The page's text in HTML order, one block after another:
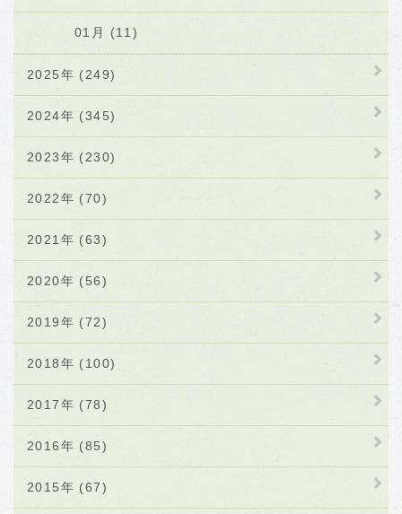
01月 (11)
2025年 (249)
2024年 (345)
2023年 (230)
2022年 (70)
2021年 (63)
2020年 (56)
2019年 (72)
2018年 (100)
2017年 (78)
2016年 (85)
2015年 (67)